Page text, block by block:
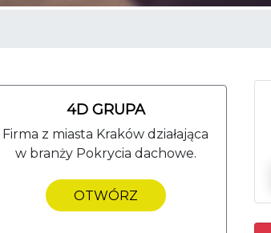
4D GRUPA
Firma z miasta Kraków działająca
w branży Pokrycia dachowe.
OTWÓRZ